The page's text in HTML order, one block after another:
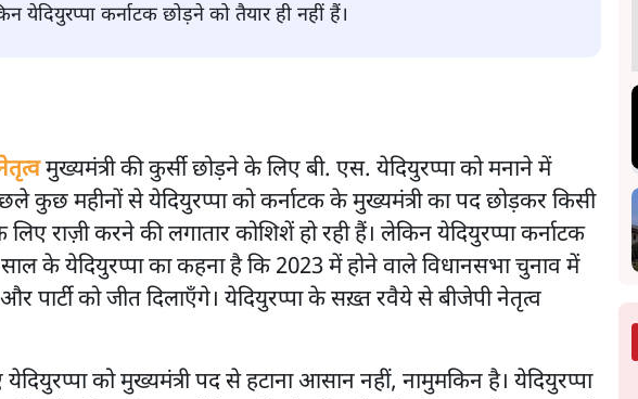
येदियुरप्पा कर्नाटक छोड़ने को तैयार ही नहीं हैं।
मुख्यमंत्री की कुर्सी छोड़ने के लिए बी. एस. येदियुरप्पा को मनाने में
कुछ महीनों से येदियुरप्पा को कर्नाटक के मुख्यमंत्री का पद छोड़कर किसी
राज़ी करने की लगातार कोशिशें हो रही हैं। लेकिन येदियुरप्पा कर्नाटक
के येदियुरप्पा का कहना है कि 2023 में होने वाले विधानसभा चुनाव में
पार्टी को जीत दिलाएँगे। येदियुरप्पा के सख़्त रवैये से बीजेपी नेतृत्व
को मुख्यमंत्री पद से हटाना आसान नहीं, नामुमकिन है। येदियुरप्पा